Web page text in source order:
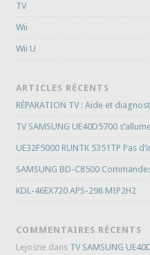
TV
Wii
Wii U
ARTICLES RÉCENTS
RÉPARATION TV : Aide et
TV SAMSUNG UE40D5700
UE32F5000 RUNTK 5351TP Pas
SAMSUNG BD-C8500
KDL-46EX720 APS-298 MIP2H2
COMMENTAIRES RÉCENTS
Lejosne dans TV SAMSUNG